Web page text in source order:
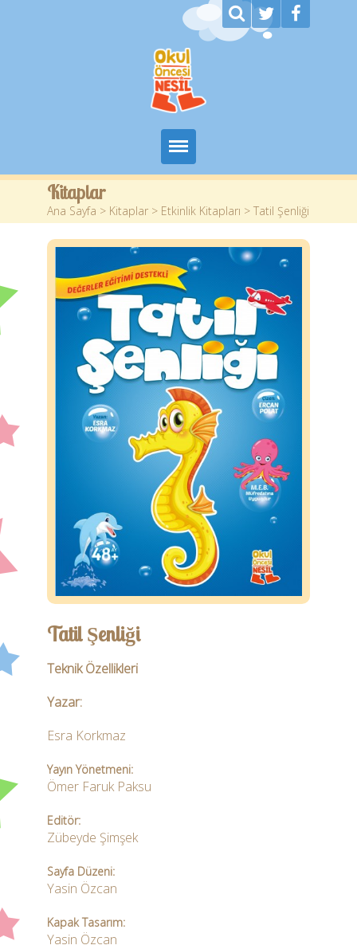
Ana Sayfa
Kurumsal
Yazarlar
Planlar
Öğretmen
Ebeveyn
İletişim
Kitaplar
Ana Sayfa > Kitaplar > Etkinlik Kitapları > Tatil Şenliği
Tatil Şenliği
Teknik Özellikleri
Yazar:
Esra Korkmaz
Yayın Yönetmeni:
Ömer Faruk Paksu
Editör:
Zübeyde Şimşek
Sayfa Düzeni:
Yasin Özcan
Kapak Tasarım:
Yasin Özcan